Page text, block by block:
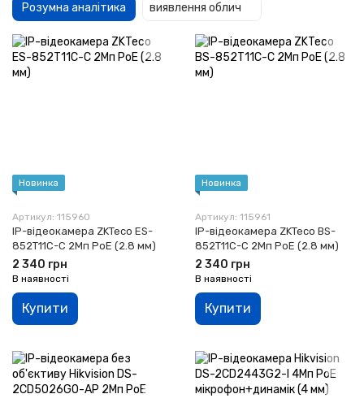
Розумна аналітика виявлення облич
Новинка
Артикул: 115960
IP-відеокамера ZKTeco ES-
852T11C-C 2Мп PoE (2.8 мм)
2 340 грн
В наявності
Купити
Новинка
Артикул: 115961
IP-відеокамера ZKTeco BS-
852T11C-C 2Мп PoE (2.8 мм)
2 340 грн
В наявності
Купити